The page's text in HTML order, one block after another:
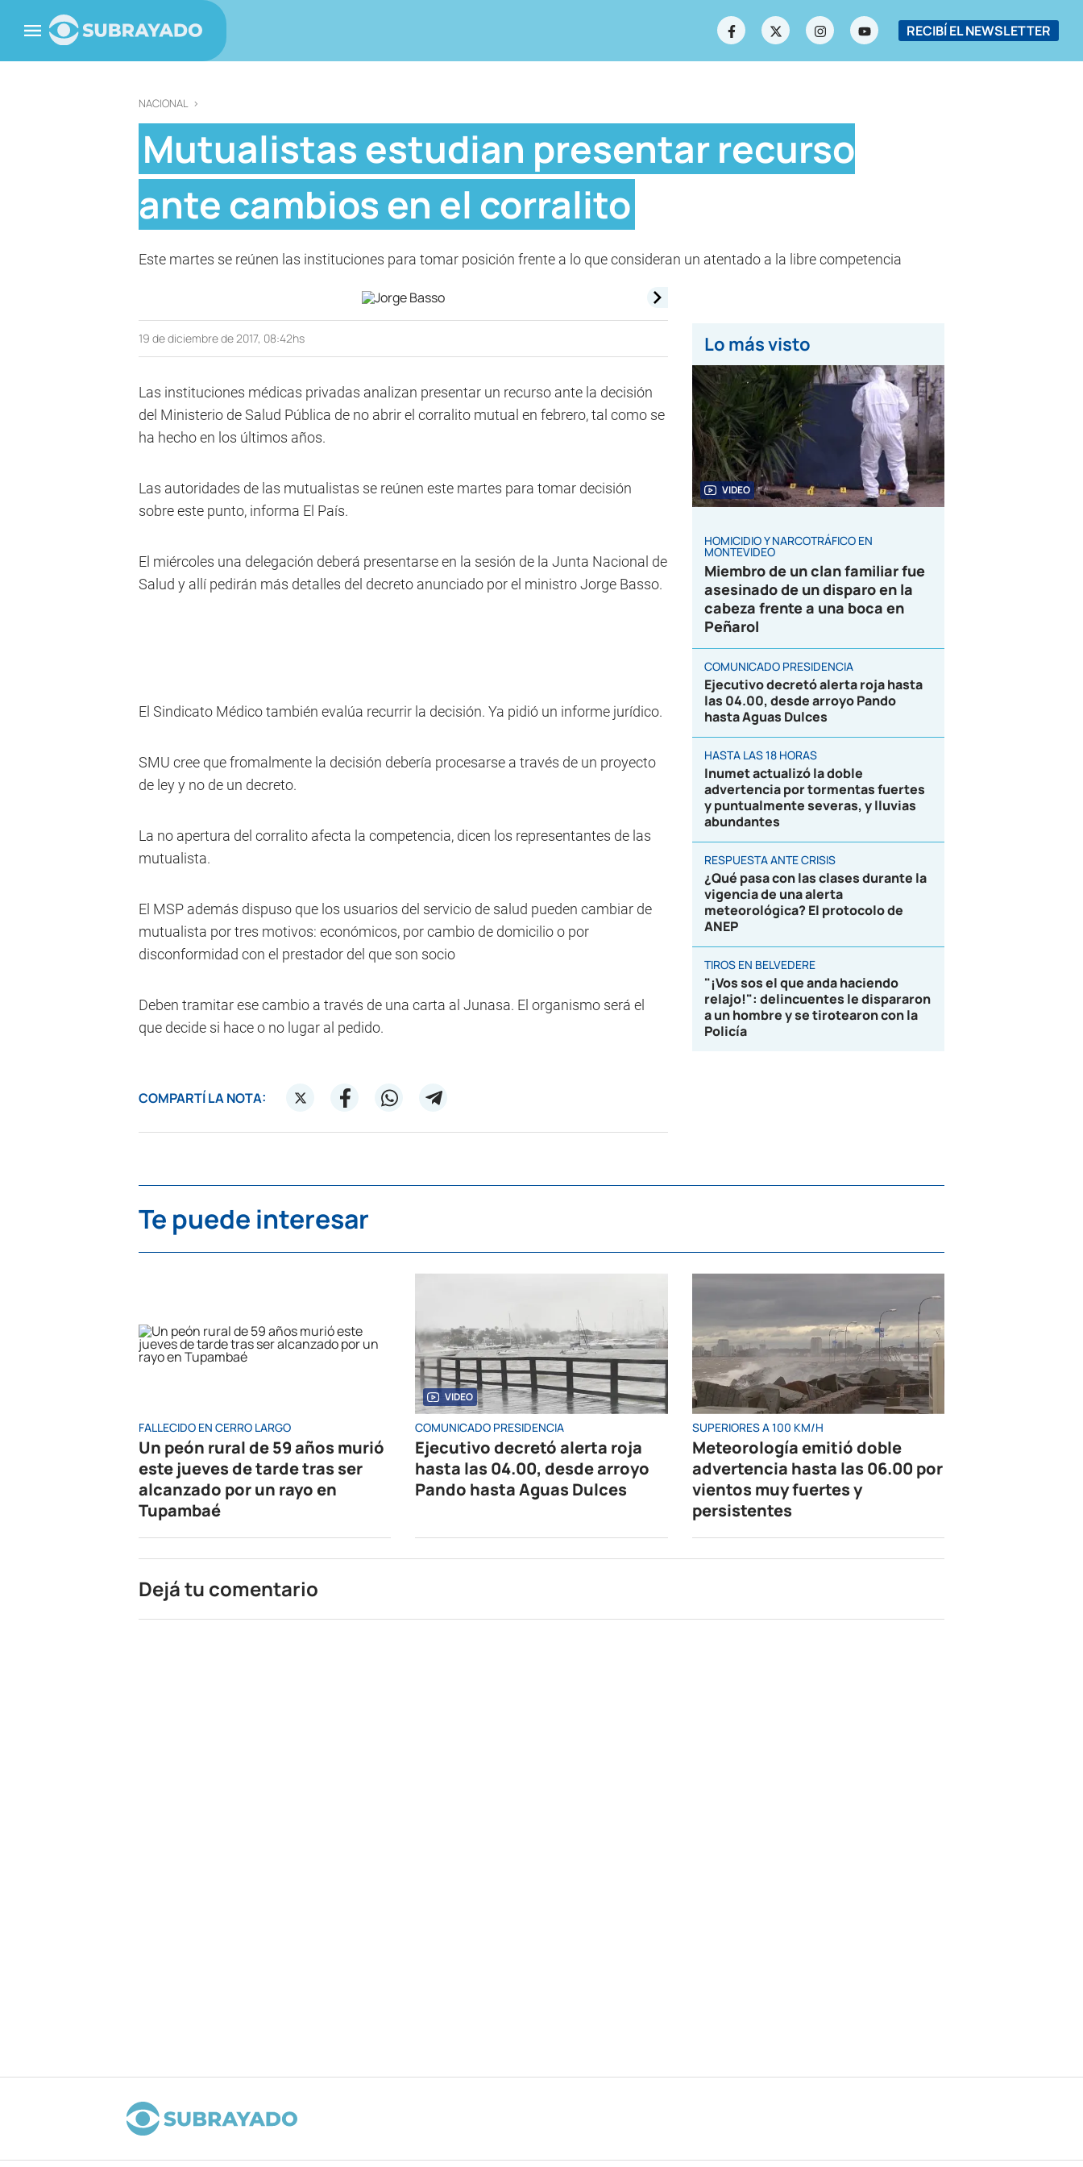
RECIBÍ EL NEWSLETTER
NACIONAL >
Mutualistas estudian presentar recurso
ante cambios en el corralito
Este martes se reúnen las instituciones para tomar posición frente a lo que consideran un atentado a la libre competencia
19 de diciembre de 2017, 08:42hs
Las instituciones médicas privadas analizan presentar un recurso ante la decisión
del Ministerio de Salud Pública de no abrir el corralito mutual en febrero, tal como se
ha hecho en los últimos años.
Las autoridades de las mutualistas se reúnen este martes para tomar decisión
sobre este punto, informa El País.
El miércoles una delegación deberá presentarse en la sesión de la Junta Nacional de
Salud y allí pedirán más detalles del decreto anunciado por el ministro Jorge Basso.
El Sindicato Médico también evalúa recurrir la decisión. Ya pidió un informe jurídico.
SMU cree que fromalmente la decisión debería procesarse a través de un proyecto
de ley y no de un decreto.
La no apertura del corralito afecta la competencia, dicen los representantes de las
mutualista.
El MSP además dispuso que los usuarios del servicio de salud pueden cambiar de
mutualista por tres motivos: económicos, por cambio de domicilio o por
disconformidad con el prestador del que son socio
Deben tramitar ese cambio a través de una carta al Junasa. El organismo será el
que decide si hace o no lugar al pedido.
COMPARTÍ LA NOTA:
Lo más visto
VIDEO
HOMICIDIO Y NARCOTRÁFICO EN
MONTEVIDEO
Miembro de un clan familiar fue
asesinado de un disparo en la
cabeza frente a una boca en
Peñarol
COMUNICADO PRESIDENCIA
Ejecutivo decretó alerta roja hasta
las 04.00, desde arroyo Pando
hasta Aguas Dulces
HASTA LAS 18 HORAS
Inumet actualizó la doble
advertencia por tormentas fuertes
y puntualmente severas, y lluvias
abundantes
RESPUESTA ANTE CRISIS
¿Qué pasa con las clases durante la
vigencia de una alerta
meteorológica? El protocolo de
ANEP
TIROS EN BELVEDERE
"¡Vos sos el que anda haciendo
relajo!": delincuentes le dispararon
a un hombre y se tirotearon con la
Policía
Te puede interesar
FALLECIDO EN CERRO LARGO
Un peón rural de 59 años murió
este jueves de tarde tras ser
alcanzado por un rayo en
Tupambaé
VIDEO
COMUNICADO PRESIDENCIA
Ejecutivo decretó alerta roja
hasta las 04.00, desde arroyo
Pando hasta Aguas Dulces
SUPERIORES A 100 KM/H
Meteorología emitió doble
advertencia hasta las 06.00 por
vientos muy fuertes y
persistentes
Dejá tu comentario